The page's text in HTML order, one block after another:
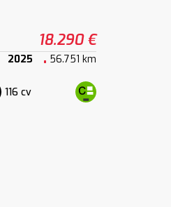
18.290 €
2025 56.751 km
116 cv